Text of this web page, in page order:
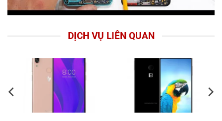
DỊCH VỤ LIÊN QUAN